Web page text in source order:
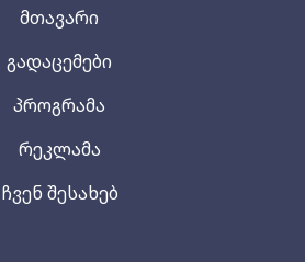
მთავარი
გადაცემები
პროგრამა
რეკლამა
ჩვენ შესახებ